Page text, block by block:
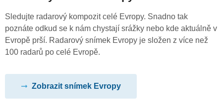
Sledujte radarový kompozit celé Evropy. Snadno tak
poznáte odkud se k nám chystají srážky nebo kde aktuálně v
Evropě prší. Radarový snímek Evropy je složen z více než
100 radarů po celé Evropě.
Zobrazit snímek Evropy